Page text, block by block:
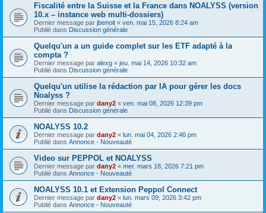
Fiscalité entre la Suisse et la France dans NOALYSS (version
10.x – instance web multi-dossiers)
Dernier message par jbenoit « ven. mai 15, 2026 8:24 am
Publié dans Discussion générale
Quelqu'un a un guide complet sur les ETF adapté à la
compta ?
Dernier message par alexg « jeu. mai 14, 2026 10:32 am
Publié dans Discussion générale
Quelqu'un utilise la rédaction par IA pour gérer les docs
Noalyss ?
Dernier message par dany2 « ven. mai 08, 2026 12:39 pm
Publié dans Discussion générale
NOALYSS 10.2
Dernier message par dany2 « lun. mai 04, 2026 2:46 pm
Publié dans Annonce - Nouveauté
Video sur PEPPOL et NOALYSS
Dernier message par dany2 « mer. mars 18, 2026 7:21 pm
Publié dans Annonce - Nouveauté
NOALYSS 10.1 et Extension Peppol Connect
Dernier message par dany2 « lun. mars 09, 2026 3:42 pm
Publié dans Annonce - Nouveauté